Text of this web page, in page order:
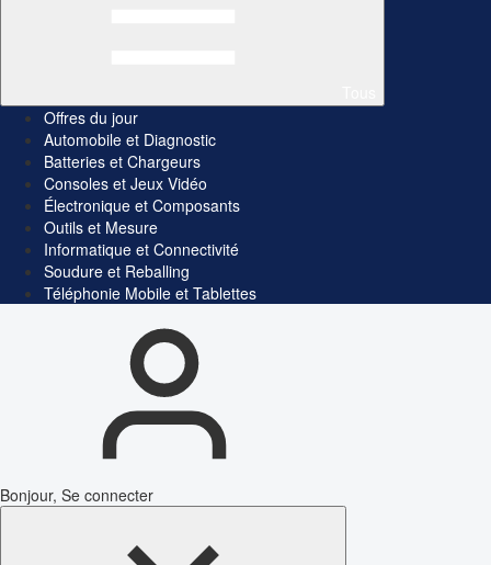
Offres du jour
Automobile et Diagnostic
Batteries et Chargeurs
Consoles et Jeux Vidéo
Électronique et Composants
Outils et Mesure
Informatique et Connectivité
Soudure et Reballing
Téléphonie Mobile et Tablettes
Bonjour, Se connecter